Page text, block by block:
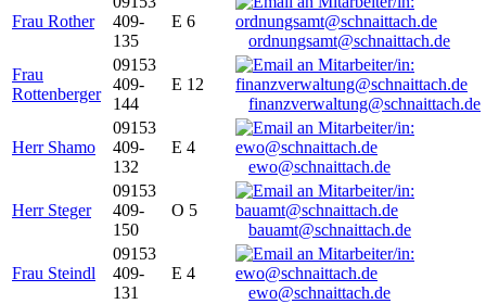
Frau Rother
409-
135
E 6
ordnungsamt@schnaittach.de
Frau
Rottenberger
09153
409-
144
E 12
finanzverwaltung@schnaittach.de
Herr Shamo
09153
409-
132
E 4
ewo@schnaittach.de
Herr Steger
09153
409-
150
O 5
bauamt@schnaittach.de
Frau Steindl
09153
409-
131
E 4
ewo@schnaittach.de